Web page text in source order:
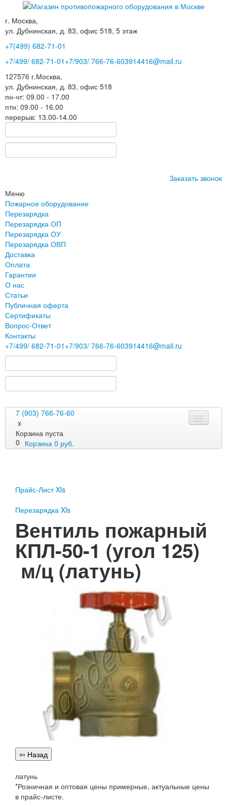
г. Москва,
ул. Дубнинская, д. 83, офис 518, 5 этаж
+7(499) 682-71-01
+7/499/ 682-71-01 +7/903/ 766-76-603914416@mail.ru
127576 г.Москва,
ул. Дубнинская, д. 83, офис 518
пн-чт: 09.00 - 17.00
птн: 09.00 - 16.00
перерыв: 13.00-14.00
Заказать звонок
Меню
Пожарное оборудование
Перезарядка
Перезарядка ОП
Перезарядка ОУ
Перезарядка ОВП
Доставка
Оплата
Гарантии
О нас
Статьи
Публичная оферта
Сертификаты
Вопрос-Ответ
Контакты
+7/499/ 682-71-01 +7/903/ 766-76-603914416@mail.ru
7 (903) 766-76-60
x
Корзина пуста
0 Корзина 0 руб.
Перезарядка ОП
Перезарядка ОВП
Доставка
Оплата
Гарантии
Контакты
Пожарное оборудование
Перезарядка
Перезарядка ОП
Перезарядка ОУ
Перезарядка ОВП
Доставка
Оплата
Гарантии
О нас
Статьи
Прайс-Лист Xls
Перезарядка Xls
Вентиль пожарный
КПЛ-50-1 (угол 125)
м/ц (латунь)
латунь
*Розничная и оптовая цены примерные, актуальные цены
в прайс-листе.